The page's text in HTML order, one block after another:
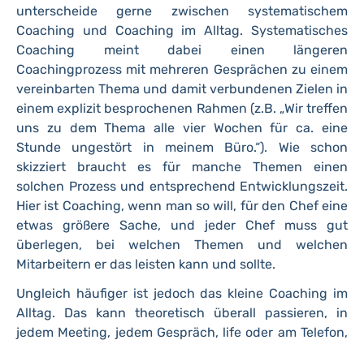
unterscheide gerne zwischen systematischem
Coaching und Coaching im Alltag. Systematisches
Coaching meint dabei einen längeren
Coachingprozess mit mehreren Gesprächen zu einem
vereinbarten Thema und damit verbundenen Zielen in
einem explizit besprochenen Rahmen (z.B. „Wir treffen
uns zu dem Thema alle vier Wochen für ca. eine
Stunde ungestört in meinem Büro.“). Wie schon
skizziert braucht es für manche Themen einen
solchen Prozess und entsprechend Entwicklungszeit.
Hier ist Coaching, wenn man so will, für den Chef eine
etwas größere Sache, und jeder Chef muss gut
überlegen, bei welchen Themen und welchen
Mitarbeitern er das leisten kann und sollte.
Ungleich häufiger ist jedoch das kleine Coaching im
Alltag. Das kann theoretisch überall passieren, in
jedem Meeting, jedem Gespräch, life oder am Telefon,